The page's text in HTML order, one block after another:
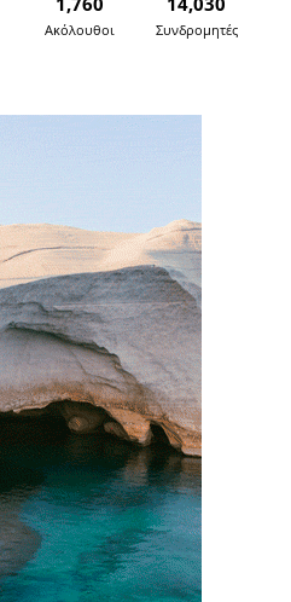
Ακόλουθοι Συνδρομητές